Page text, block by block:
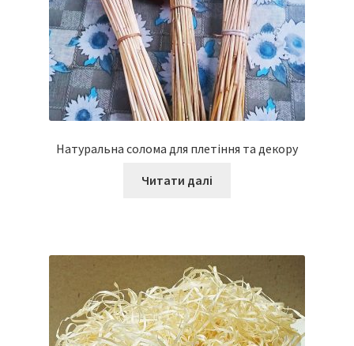
Натуральна солома для плетіння та декору
Читати далі